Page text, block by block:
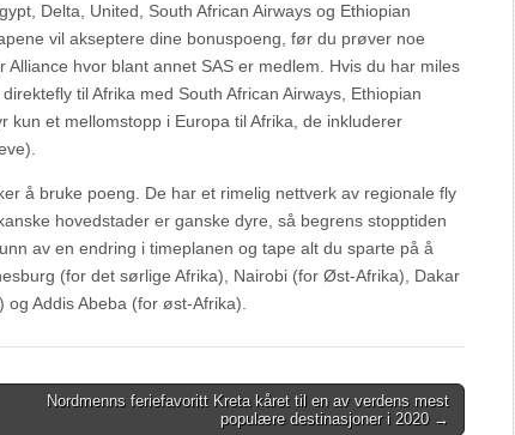
Delta, United, South African Airways og Ethiopian
vil akseptere dine bonuspoeng, før du prøver noe
hvor blant annet SAS er medlem. Hvis du har miles
til Afrika med South African Airways, Ethiopian
kun et mellomstopp i Europa til Afrika, de inkluderer
å bruke poeng. De har et rimelig nettverk av regionale fly
hovedstader er ganske dyre, så begrens stopptiden
av en endring i timeplanen og tape alt du sparte på å
(for det sørlige Afrika), Nairobi (for Øst-Afrika), Dakar
Addis Abeba (for øst-Afrika).
Nordmenns feriefavoritt Kreta kåret til en av verdens mest
populære destinasjoner i 2020 →